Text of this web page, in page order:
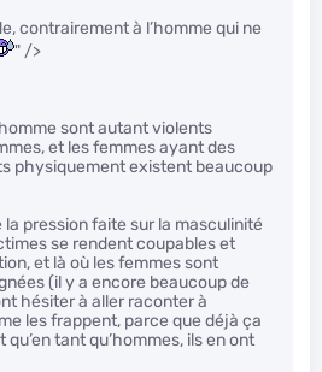
contrairement à l’homme qui ne
" />
sont autant violents
et les femmes ayant des
physiquement existent beaucoup
la pression faite sur la masculinité
se rendent coupables et
et là où les femmes sont
(il y a encore beaucoup de
hésiter à aller raconter à
les frappent, parce que déjà ça
tant qu’hommes, ils en ont